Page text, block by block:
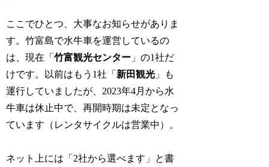
ここでひとつ、大事なお知らせがありま
す。竹富島で水牛車を運営しているの
は、現在「竹富観光センター 」の1社だ
けです。以前はもう1社「 新田観光 」も
運行していましたが、2023年4月から水
牛車は休止中で、再開時期は未定となっ
ています（レンタサイクルは営業中）。
ネット上には「2社から選べます」と書